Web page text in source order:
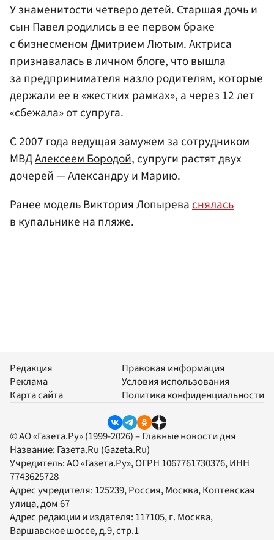
У знаменитости четверо детей. Старшая дочь и
сын Павел родились в ее первом браке
с бизнесменом Дмитрием Лютым. Актриса
признавалась в личном блоге, что вышла
за предпринимателя назло родителям, которые
держали ее в «жестких рамках», а через 12 лет
«сбежала» от супруга.
С 2007 года ведущая замужем за сотрудником
МВДАлексеем Бородой, супруги растят двух
дочерей — Александру и Марию.
Ранее модель Виктория Лопыреваснялась
в купальнике на пляже.
Редакция
Реклама
Карта сайта
Правовая информация
Условия использования
Политика конфиденциальности
© АО «Газета.Ру» (1999-2026) – Главные новости дня
Название: Газета.Ru (Gazeta.Ru)
Учредитель:АО «Газета.Ру», ОГРН 1067761730376, ИНН
7743625728
Адрес учредителя: 125239, Россия, Москва, Коптевская
улица, дом 67
Адрес редакции и издателя: 117105, г. Москва,
Варшавское шоссе, д.9, стр.1